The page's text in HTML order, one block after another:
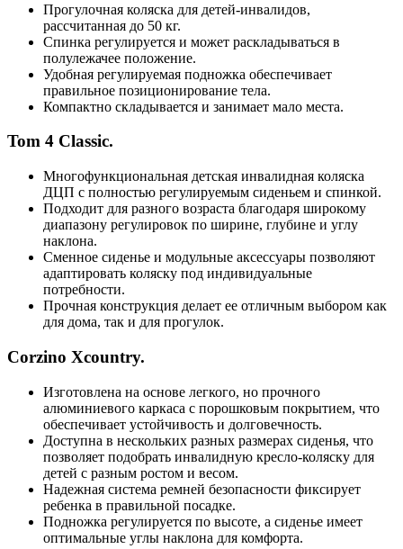
Прогулочная коляска для детей-инвалидов,
рассчитанная до 50 кг.
Спинка регулируется и может раскладываться в
полулежачее положение.
Удобная регулируемая подножка обеспечивает
правильное позиционирование тела.
Компактно складывается и занимает мало места.
Tom 4 Classic.
Многофункциональная детская инвалидная коляска
ДЦП с полностью регулируемым сиденьем и спинкой.
Подходит для разного возраста благодаря широкому
диапазону регулировок по ширине, глубине и углу
наклона.
Сменное сиденье и модульные аксессуары позволяют
адаптировать коляску под индивидуальные
потребности.
Прочная конструкция делает ее отличным выбором как
для дома, так и для прогулок.
Corzino Xcountry.
Изготовлена на основе легкого, но прочного
алюминиевого каркаса с порошковым покрытием, что
обеспечивает устойчивость и долговечность.
Доступна в нескольких разных размерах сиденья, что
позволяет подобрать инвалидную кресло-коляску для
детей с разным ростом и весом.
Надежная система ремней безопасности фиксирует
ребенка в правильной посадке.
Подножка регулируется по высоте, а сиденье имеет
оптимальные углы наклона для комфорта.